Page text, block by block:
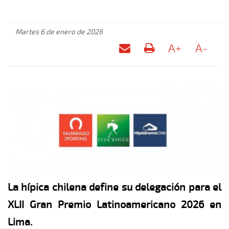
Martes 6 de enero de 2026
A+ A-
La hípica chilena define su delegación para el
XLII Gran Premio Latinoamericano 2026 en
Lima.